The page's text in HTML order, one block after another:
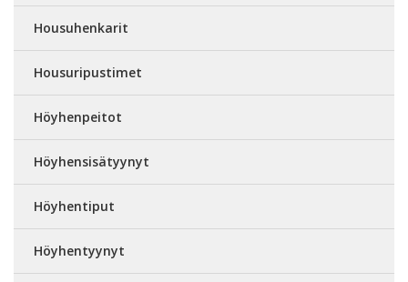
Housuhenkarit
Housuripustimet
Höyhenpeitot
Höyhensisätyynyt
Höyhentiput
Höyhentyynyt